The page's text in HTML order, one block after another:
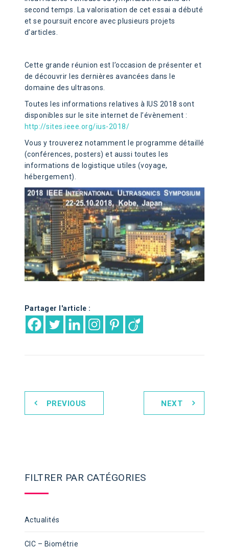
second temps. La valorisation de cet essai a débuté
et se poursuit encore avec plusieurs projets
d’articles.
Cette grande réunion est l’occasion de présenter et
de découvrir les dernières avancées dans le
domaine des ultrasons.
Toutes les informations relatives à IUS 2018 sont
disponibles sur le site internet de l’évènement :
http://sites.ieee.org/ius-2018/
Vous y trouverez notamment le programme détaillé
(conférences, posters) et aussi toutes les
informations de logistique utiles (voyage,
hébergement).
Partager l'article :
PREVIOUS NEXT
FILTRER PAR CATÉGORIES
Actualités
CIC – Biométrie